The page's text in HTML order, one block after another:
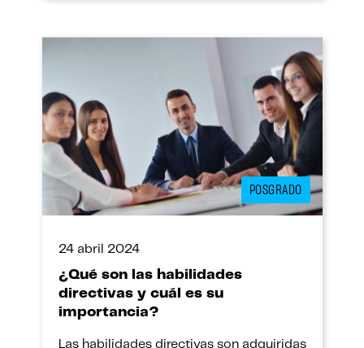
POSGRADO
24 abril 2024
¿Qué son las habilidades
directivas y cuál es su
importancia?
Las habilidades directivas son adquiridas